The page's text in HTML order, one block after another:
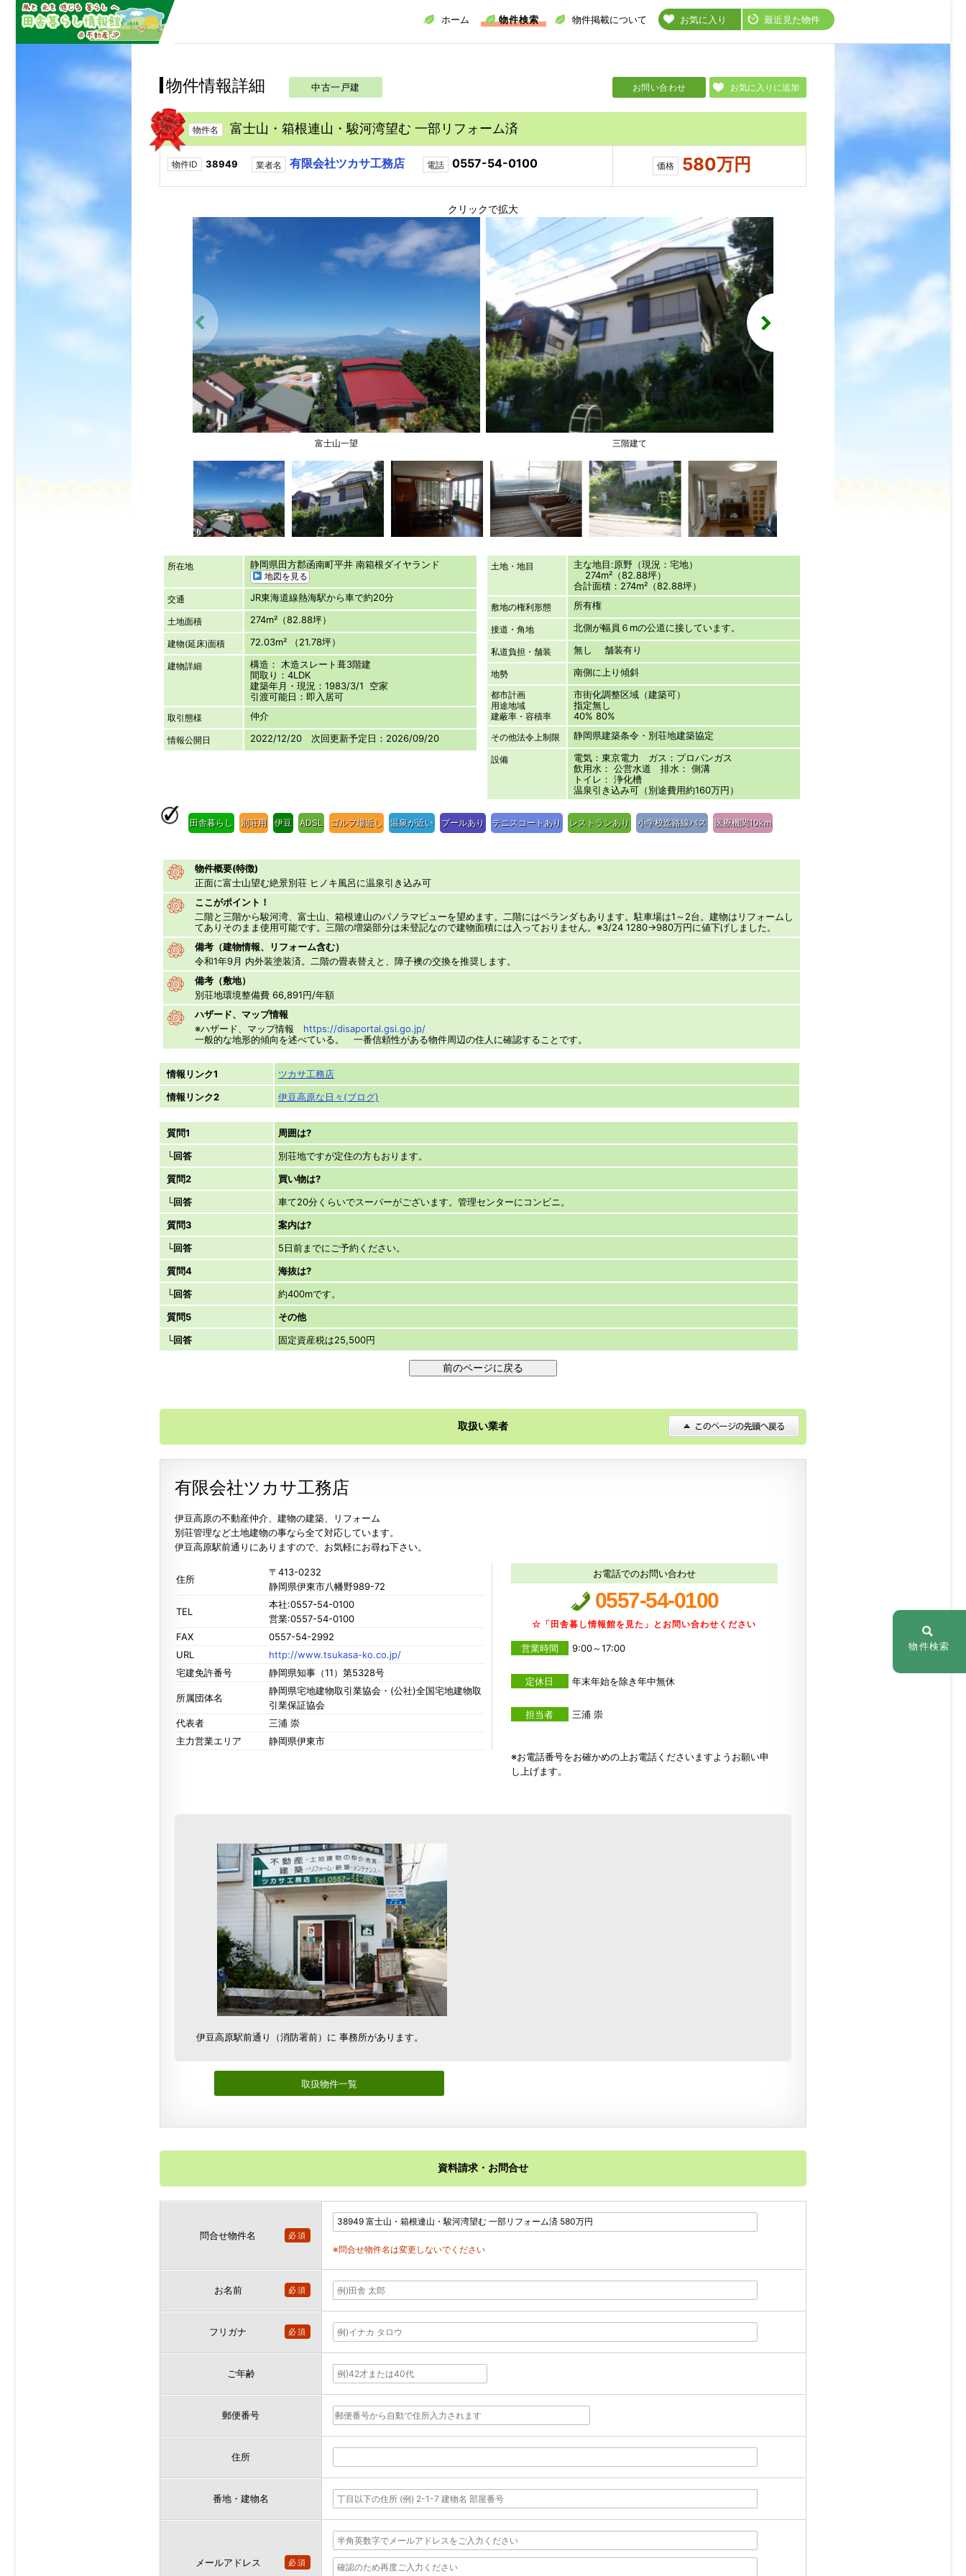
ホーム 物件検索 物件掲載について お気に入り 最近見た物件
物件情報詳細 中古一戸建 お気に入りに追加
お問い合わせ
物件名 富士山・箱根連山・駿河湾望む 一部リフォーム済
物件ID 38949 業者名 有限会社ツカサ工務店 電話 0557-54-0100 価格 580万円
クリックで拡大
富士山一望 三階建て
所在地 静岡県田方郡函南町平井 南箱根ダイヤランド
地図を見る
交通 JR東海道線熱海駅から車で約20分
土地面積 274m²（82.88坪）
建物(延床)面積 72.03m² （21.78坪）
建物詳細
構造： 木造スレート葺3階建
間取り：4LDK
建築年月・現況：1983/3/1 空家
引渡可能日：即入居可
取引態様 仲介
情報公開日 2022/12/20 次回更新予定日：2026/09/20
土地・地目
主な地目:原野（現況：宅地）
274m²（82.88坪）
合計面積：274m²（82.88坪）
敷地の権利形態 所有権
接道・角地 北側が幅員６mの公道に接しています。
私道負担・舗装 無し 舗装有り
地勢 南側に上り傾斜
都市計画
用途地域
建蔽率・容積率
市街化調整区域（建築可）
指定無し
40% 80%
その他法令上制限 静岡県建築条令・別荘地建築協定
設備
電気：東京電力 ガス：プロパンガス
飲用水： 公営水道 排水： 側溝
トイレ： 浄化槽
温泉引き込み可（別途費用約160万円）
田舎暮らし 別荘用 伊豆 ADSL ゴルフ場近し 温泉が近い プールあり テニスコートあり レストランあり 小学校迄路線バス 医療機関10km
物件概要(特徴)
正面に富士山望む絶景別荘 ヒノキ風呂に温泉引き込み可
ここがポイント！
二階と三階から駿河湾、富士山、箱根連山のパノラマビューを望めます。二階にはベランダもあります。駐車場は1～2台。建物はリフォームし
てありそのまま使用可能です。三階の増築部分は未登記なので建物面積には入っておりません。※3/24 1280→980万円に値下げしました。
備考（建物情報、リフォーム含む）
令和1年9月 内外装塗装済。二階の畳表替えと、障子襖の交換を推奨します。
備考（敷地）
別荘地環境整備費 66,891円/年額
ハザード、マップ情報
※ハザード、マップ情報 https://disaportal.gsi.go.jp/
一般的な地形的傾向を述べている。 一番信頼性がある物件周辺の住人に確認することです。
情報リンク1
ツカサ工務店
情報リンク2
伊豆高原な日々(ブログ)
質問1
周囲は?
└回答
別荘地ですが定住の方もおります。
質問2
買い物は?
└回答
車て20分くらいでスーパーがございます。管理センターにコンビニ。
質問3
案内は?
└回答
5日前までにご予約ください。
質問4
海抜は?
└回答
約400mです。
質問5
その他
└回答
固定資産税は25,500円
取扱い業者
有限会社ツカサ工務店
伊豆高原の不動産仲介、建物の建築、リフォーム
別荘管理など土地建物の事なら全て対応しています。
伊豆高原駅前通りにありますので、お気軽にお尋ね下さい。
住所
〒413-0232
静岡県伊東市八幡野989-72
TEL
本社:0557-54-0100
営業:0557-54-0100
FAX
0557-54-2992
URL
http://www.tsukasa-ko.co.jp/
宅建免許番号
静岡県知事（11）第5328号
所属団体名
静岡県宅地建物取引業協会・(公社)全国宅地建物取
引業保証協会
代表者
三浦 崇
主力営業エリア
静岡県伊東市
お電話でのお問い合わせ
0557-54-0100
☆「田舎暮し情報館を見た」とお問い合わせください
営業時間 9:00～17:00
定休日 年末年始を除き年中無休
担当者 三浦 崇
※お電話番号をお確かめの上お電話くださいますようお願い申
し上げます。
伊豆高原駅前通り（消防署前）に 事務所があります。
取扱物件一覧
資料請求・お問合せ
問合せ物件名 必須
※問合せ物件名は変更しないでください
お名前 必須
フリガナ 必須
ご年齢
郵便番号
住所
番地・建物名
メールアドレス 必須
物件検索